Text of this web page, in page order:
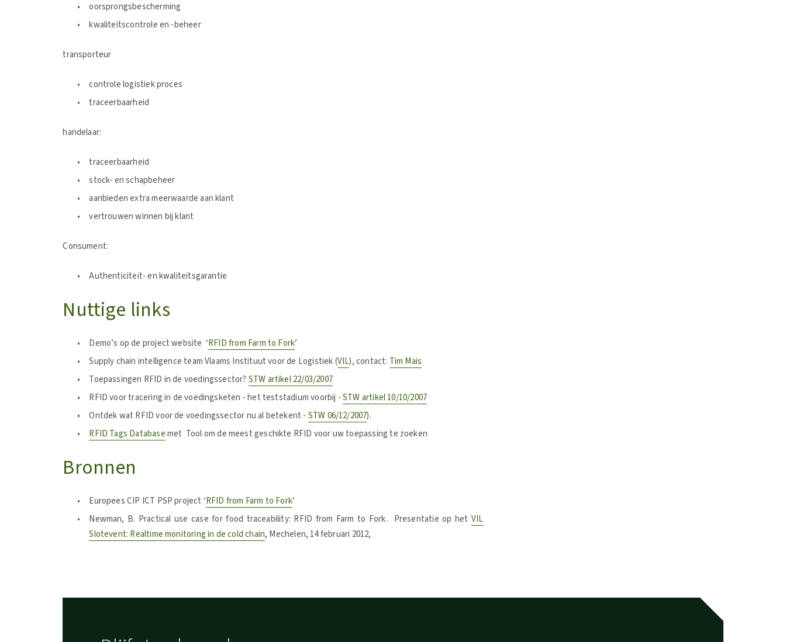
oorsprongsbescherming
kwaliteitscontrole en -beheer
transporteur
controle logistiek proces
traceerbaarheid
handelaar:
traceerbaarheid
stock- en schapbeheer
aanbieden extra meerwaarde aan klant
vertrouwen winnen bij klant
Consument:
Authenticiteit- en kwaliteitsgarantie
Nuttige links
Demo’s op de project website ‘RFID from Farm to Fork’
Supply chain intelligence team Vlaams Instituut voor de Logistiek (VIL), contact: Tim Mais
Toepassingen RFID in de voedingssector? STW artikel 22/03/2007
RFID voor tracering in de voedingsketen - het teststadium voorbij -STW artikel 10/10/2007
Ontdek wat RFID voor de voedingssector nu al betekent - STW 06/12/2007).
RFID Tags Databasemet Tool om de meest geschikte RFID voor uw toepassing te zoeken
Bronnen
Europees CIP ICT PSP project ‘RFID from Farm to Fork’
Newman, B. Practical use case for food traceability: RFID from Farm to Fork. Presentatie op hetVIL
Slotevent: Realtime monitoring in de cold chain, Mechelen, 14 februari 2012,